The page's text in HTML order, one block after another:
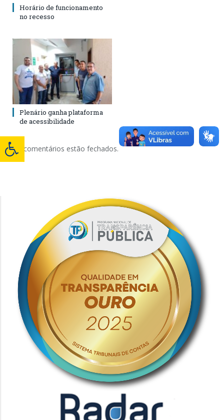
Horário de funcionamento
no recesso
Plenário ganha plataforma
de acessibilidade
Os comentários estão fechados.